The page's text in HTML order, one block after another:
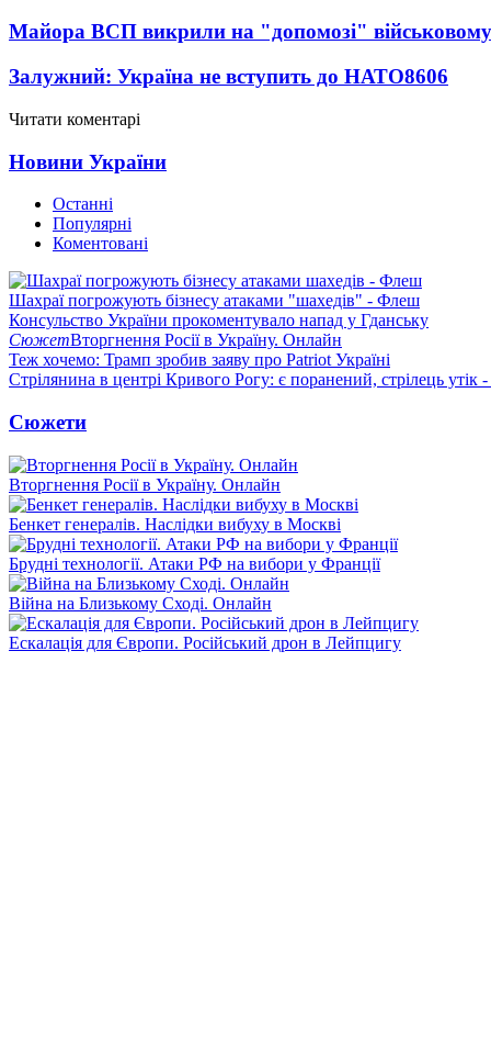
Майора ВСП викрили на "допомозі"
Залужний: Україна не вступить до НАТО8606
Читати коментарі
Новини України
Останні
Популярні
Коментовані
Шахраї погрожують бізнесу атаками "шахедів" - Флеш
Консульство України прокоментувало напад у Гданську
СюжетВторгнення Росії в Україну. Онлайн
Теж хочемо: Трамп зробив заяву про Patriot Україні
Стрілянина в центрі Кривого Рогу: є поранений, стрілець утік
Сюжети
Вторгнення Росії в Україну. Онлайн
Бенкет генералів. Наслідки вибуху в Москві
Брудні технології. Атаки РФ на вибори у Франції
Війна на Близькому Сході. Онлайн
Ескалація для Європи. Російський дрон в Лейпцигу